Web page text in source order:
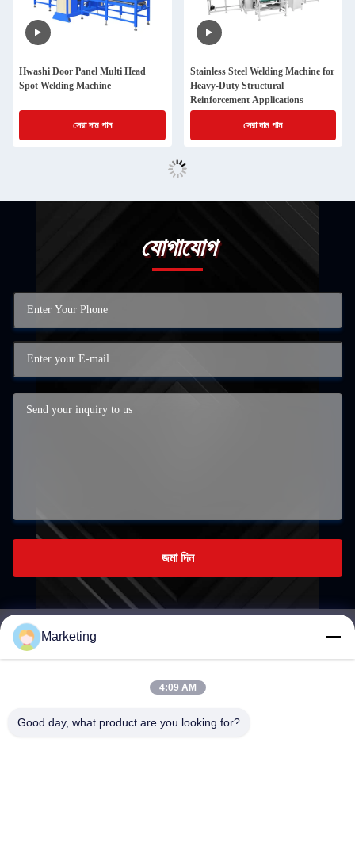
Hwashi Door Panel Multi Head
Spot Welding Machine
সেরা দাম পান
Stainless Steel Welding Machine for
Heavy-Duty Structural
Reinforcement Applications
সেরা দাম পান
যোগাযোগ
জমা দিন
marketing@hwashi.com
Marketing
4:09 AM
Good day, what product are you looking for?